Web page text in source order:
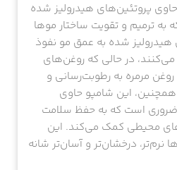
پروتئین‌های هیدرولیز شده
ترمیم و تقویت ساختار موها
شده به عمق مو نفوذ
می‌کنند، در حالی که روغن‌های
مرمره به رطوبت‌رسانی و
این شامپو حاوی
ضروری است که به حفظ سلامت
محیطی کمک می‌کند. این
نرم‌تر، درخشان‌تر و آسان‌تر شانه